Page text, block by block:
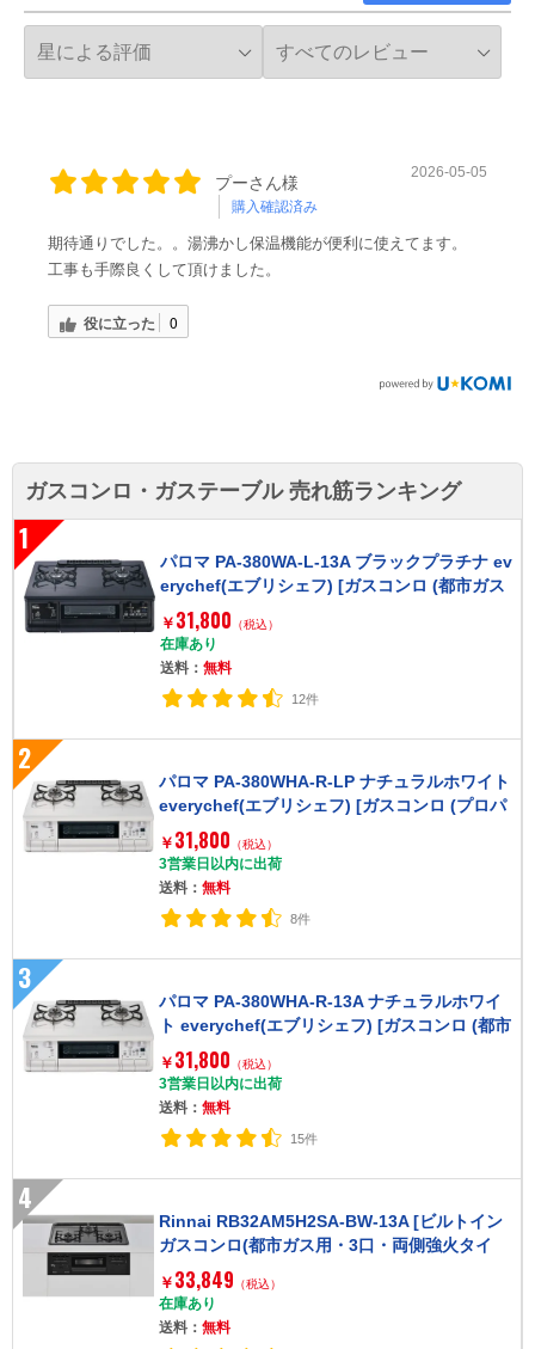
プーさん様
購入確認済み
2026-05-05
期待通りでした。。湯沸かし保温機能が便利に使えてます。
工事も手際良くして頂けました。
役に立った 0
ガスコンロ・ガステーブル 売れ筋ランキング
1
パロマ PA-380WA-L-13A ブラックプラチナ ev
erychef(エブリシェフ) [ガスコンロ (都市ガス
用 左強火力 2口)]
￥ 31,800 （税込）
在庫あり
送料：無料
12件
2
パロマ PA-380WHA-R-LP ナチュラルホワイト
everychef(エブリシェフ) [ガスコンロ (プロパ
ンガス用 右強火力 2口)]
￥ 31,800 （税込）
3営業日以内に出荷
送料：無料
8件
3
パロマ PA-380WHA-R-13A ナチュラルホワイ
ト everychef(エブリシェフ) [ガスコンロ (都市
ガス用 右強火力 2口)]
￥ 31,800 （税込）
3営業日以内に出荷
送料：無料
15件
4
Rinnai RB32AM5H2SA-BW-13A [ビルトイン
ガスコンロ(都市ガス用・3口・両側強火タイ
プ・幅60cm)]
￥ 33,849 （税込）
在庫あり
送料：無料